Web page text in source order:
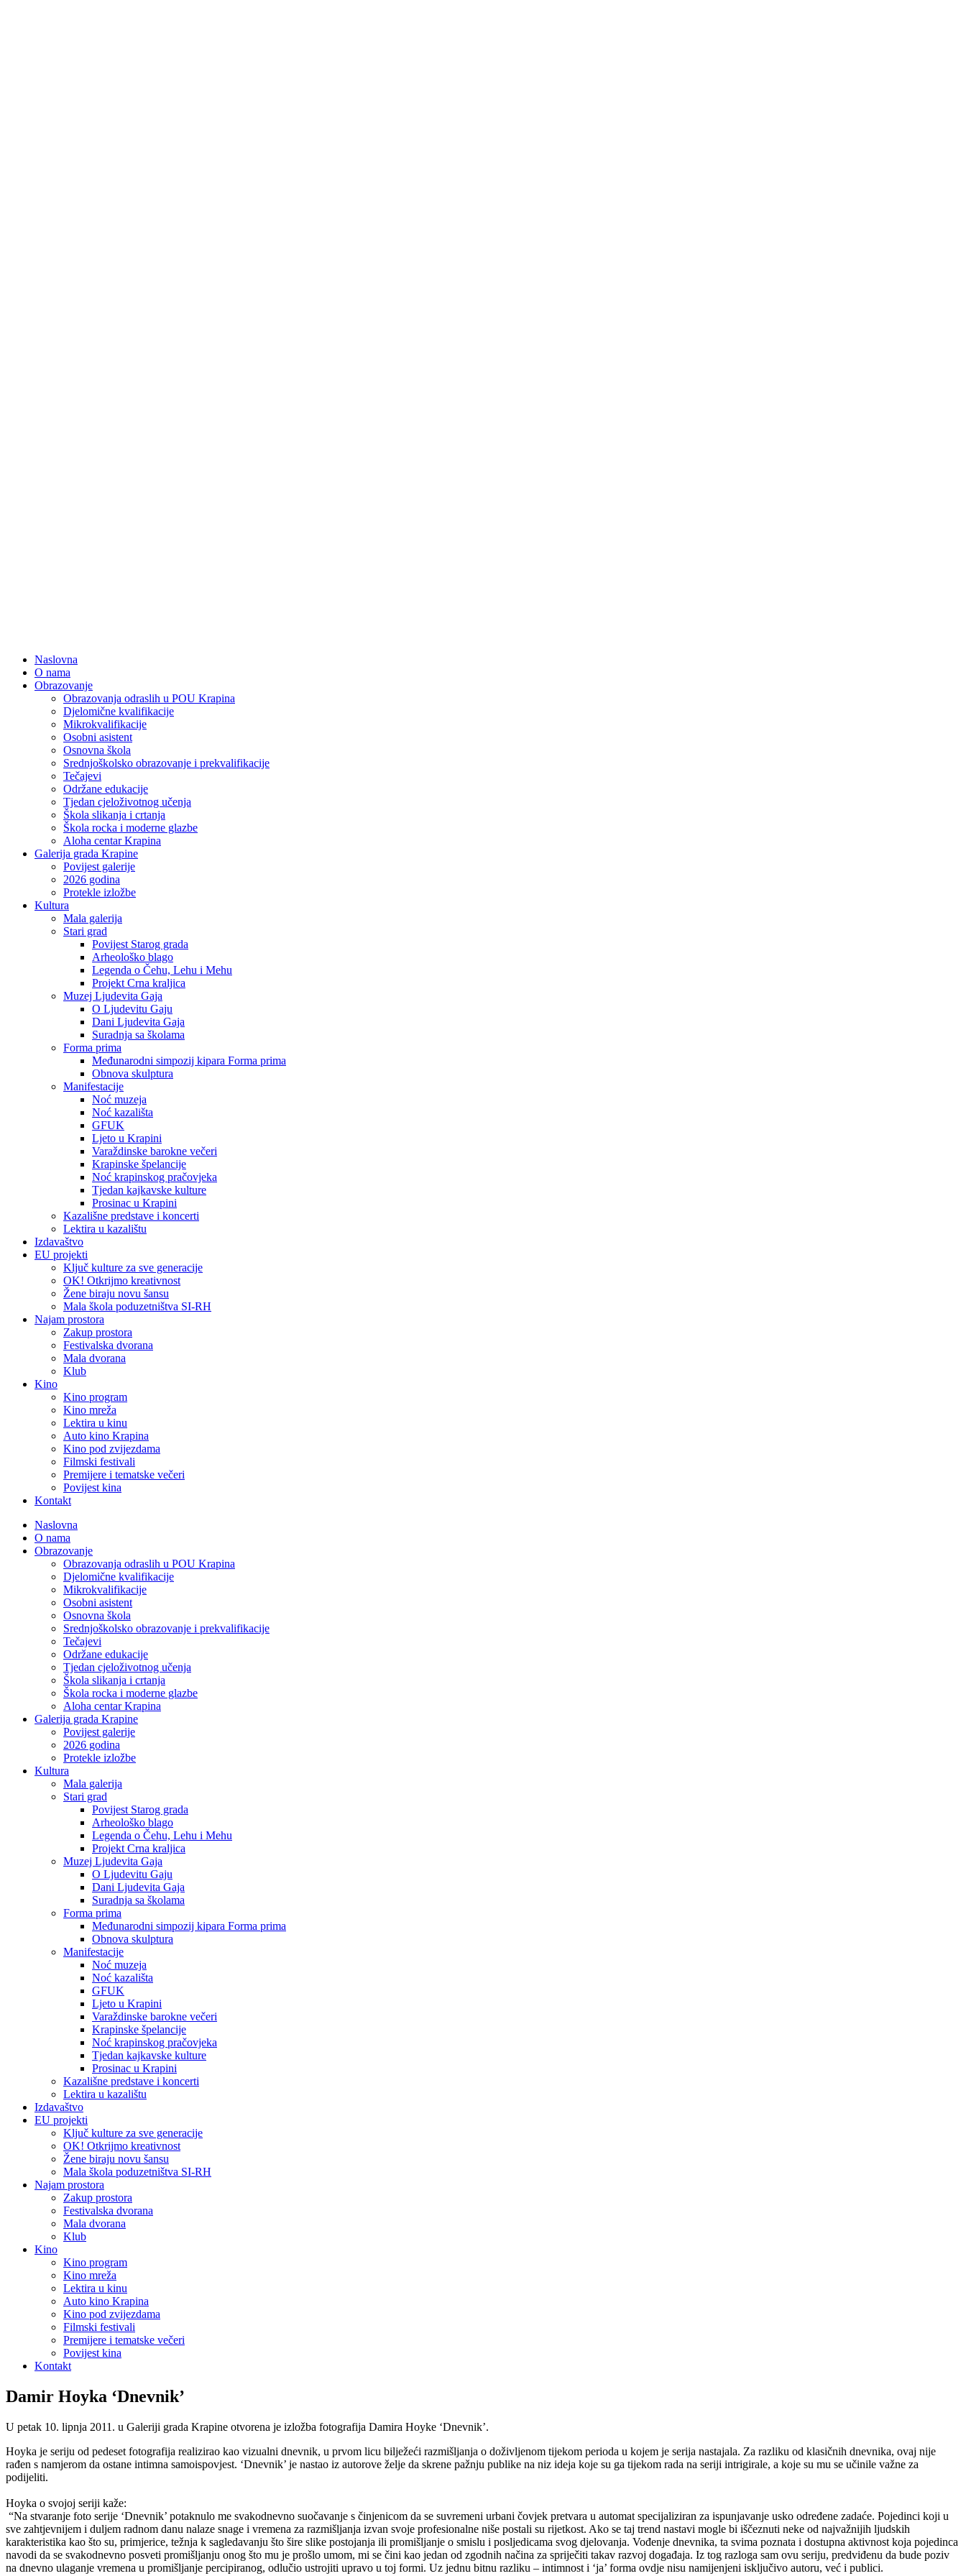
Naslovna
O nama
Obrazovanje
Obrazovanja odraslih u POU Krapina
Djelomične kvalifikacije
Mikrokvalifikacije
Osobni asistent
Osnovna škola
Srednjoškolsko obrazovanje i prekvalifikacije
Tečajevi
Održane edukacije
Tjedan cjeloživotnog učenja
Škola slikanja i crtanja
Škola rocka i moderne glazbe
Aloha centar Krapina
Galerija grada Krapine
Povijest galerije
2026 godina
Protekle izložbe
Kultura
Mala galerija
Stari grad
Povijest Starog grada
Arheološko blago
Legenda o Čehu, Lehu i Mehu
Projekt Crna kraljica
Muzej Ljudevita Gaja
O Ljudevitu Gaju
Dani Ljudevita Gaja
Suradnja sa školama
Forma prima
Međunarodni simpozij kipara Forma prima
Obnova skulptura
Manifestacije
Noć muzeja
Noć kazališta
GFUK
Ljeto u Krapini
Varaždinske barokne večeri
Krapinske špelancije
Noć krapinskog pračovjeka
Tjedan kajkavske kulture
Prosinac u Krapini
Kazališne predstave i koncerti
Lektira u kazalištu
Izdavaštvo
EU projekti
Ključ kulture za sve generacije
OK! Otkrijmo kreativnost
Žene biraju novu šansu
Mala škola poduzetništva SI-RH
Najam prostora
Zakup prostora
Festivalska dvorana
Mala dvorana
Klub
Kino
Kino program
Kino mreža
Lektira u kinu
Auto kino Krapina
Kino pod zvijezdama
Filmski festivali
Premijere i tematske večeri
Povijest kina
Kontakt
Naslovna
O nama
Obrazovanje
Obrazovanja odraslih u POU Krapina
Djelomične kvalifikacije
Mikrokvalifikacije
Osobni asistent
Osnovna škola
Srednjoškolsko obrazovanje i prekvalifikacije
Tečajevi
Održane edukacije
Tjedan cjeloživotnog učenja
Škola slikanja i crtanja
Škola rocka i moderne glazbe
Aloha centar Krapina
Galerija grada Krapine
Povijest galerije
2026 godina
Protekle izložbe
Kultura
Mala galerija
Stari grad
Povijest Starog grada
Arheološko blago
Legenda o Čehu, Lehu i Mehu
Projekt Crna kraljica
Muzej Ljudevita Gaja
O Ljudevitu Gaju
Dani Ljudevita Gaja
Suradnja sa školama
Forma prima
Međunarodni simpozij kipara Forma prima
Obnova skulptura
Manifestacije
Noć muzeja
Noć kazališta
GFUK
Ljeto u Krapini
Varaždinske barokne večeri
Krapinske špelancije
Noć krapinskog pračovjeka
Tjedan kajkavske kulture
Prosinac u Krapini
Kazališne predstave i koncerti
Lektira u kazalištu
Izdavaštvo
EU projekti
Ključ kulture za sve generacije
OK! Otkrijmo kreativnost
Žene biraju novu šansu
Mala škola poduzetništva SI-RH
Najam prostora
Zakup prostora
Festivalska dvorana
Mala dvorana
Klub
Kino
Kino program
Kino mreža
Lektira u kinu
Auto kino Krapina
Kino pod zvijezdama
Filmski festivali
Premijere i tematske večeri
Povijest kina
Kontakt
Damir Hoyka ‘Dnevnik’
U petak 10. lipnja 2011. u Galeriji grada Krapine otvorena je izložba fotografija Damira Hoyke ‘Dnevnik’.
Hoyka je seriju od pedeset fotografija realizirao kao vizualni dnevnik, u prvom licu bilježeći razmišljanja o doživljenom tijekom perioda u kojem je serija nastajala. Za razliku od klasičnih dnevnika, ovaj nije
rađen s namjerom da ostane intimna samoispovjest. ‘Dnevnik’ je nastao iz autorove želje da skrene pažnju publike na niz ideja koje su ga tijekom rada na seriji intrigirale, a koje su mu se učinile važne za
podijeliti.
Hoyka o svojoj seriji kaže:
“Na stvaranje foto serije ‘Dnevnik’ potaknulo me svakodnevno suočavanje s činjenicom da se suvremeni urbani čovjek pretvara u automat specijaliziran za ispunjavanje usko određene zadaće. Pojedinci koji u
sve zahtjevnijem i duljem radnom danu nalaze snage i vremena za razmišljanja izvan svoje profesionalne niše postali su rijetkost. Ako se taj trend nastavi mogle bi iščeznuti neke od najvažnijih ljudskih
karakteristika kao što su, primjerice, težnja k sagledavanju što šire slike postojanja ili promišljanje o smislu i posljedicama svog djelovanja. Vođenje dnevnika, ta svima poznata i dostupna aktivnost koja pojedinca
navodi da se svakodnevno posveti promišljanju onog što mu je prošlo umom, mi se čini kao jedan od zgodnih načina za spriječiti takav razvoj događaja. Iz tog razloga sam ovu seriju, predviđenu da bude poziv
na dnevno ulaganje vremena u promišljanje percipiranog, odlučio ustrojiti upravo u toj formi. Uz jednu bitnu razliku – intimnost i ‘ja’ forma ovdje nisu namijenjeni isključivo autoru, već i publici.